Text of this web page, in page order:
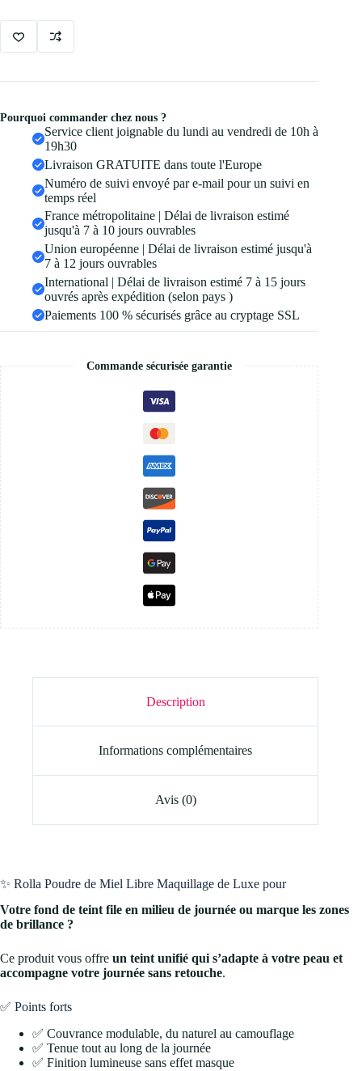
Pourquoi commander chez nous ?
Service client joignable du lundi au vendredi de 10h à
19h30
Livraison GRATUITE dans toute l'Europe
Numéro de suivi envoyé par e-mail pour un suivi en
temps réel
France métropolitaine | Délai de livraison estimé
jusqu'à 7 à 10 jours ouvrables
Union européenne | Délai de livraison estimé jusqu'à
7 à 12 jours ouvrables
International | Délai de livraison estimé 7 à 15 jours
ouvrés après expédition (selon pays )
Paiements 100 % sécurisés grâce au cryptage SSL
Commande sécurisée garantie
Description
Informations complémentaires
Avis (0)
✨ Rolla Poudre de Miel Libre Maquillage de Luxe pour
Votre fond de teint file en milieu de journée ou marque les zones
de brillance ?
Ce produit vous offre un teint unifié qui s’adapte à votre peau et
accompagne votre journée sans retouche.
✅ Points forts
✅ Couvrance modulable, du naturel au camouflage
✅ Tenue tout au long de la journée
✅ Finition lumineuse sans effet masque